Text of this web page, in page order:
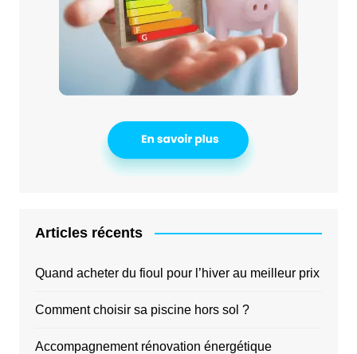
Articles récents
Quand acheter du fioul pour l’hiver au meilleur prix
Comment choisir sa piscine hors sol ?
Accompagnement rénovation énergétique